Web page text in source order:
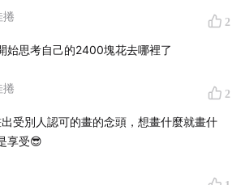
24小时 = 2400块钱，你会怎么花这
没有主观输入，但是你的时间和潜意
2
始思考自己的2400塊花去哪裡了
2
受別人認可的畫的念頭，想畫什麼就畫什
享受😎